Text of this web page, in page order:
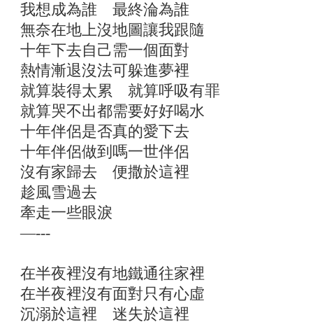
我想成為誰 最終淪為誰
無奈在地上沒地圖讓我跟隨
十年下去自己需一個面對
熱情漸退沒法可躲進夢裡
就算裝得太累 就算呼吸有罪
就算哭不出都需要好好喝水
十年伴侶是否真的愛下去
十年伴侶做到嗎一世伴侶
沒有家歸去 便撒於這裡
趁風雪過去
牽走一些眼淚
—---
在半夜裡沒有地鐵通往家裡
在半夜裡沒有面對只有心虛
沉溺於這裡 迷失於這裡